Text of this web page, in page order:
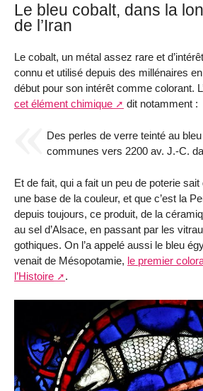
Le bleu cobalt, dans la
de l’Iran
Le cobalt, un métal assez rare et
connu et utilisé depuis des millénaires
début pour son intérêt comme colorant.
cet élément chimique
dit notamment :
Des perles de verre teinté au
communes vers 2200 av. J.-C.
Et de fait, qui a fait un peu de poterie
une base de la couleur, et que c’est la
depuis toujours, ce produit, de la
au sel d’Alsace, en passant par les
gothiques. On l’a appelé aussi le bleu
venait de Mésopotamie, le premier
l’Histoire
.